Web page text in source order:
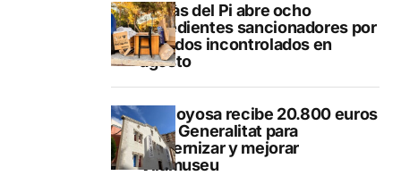
L’Alfàs del Pi abre ocho
expedientes sancionadores por
vertidos incontrolados en
agosto
Villajoyosa recibe 20.800 euros
de la Generalitat para
modernizar y mejorar
Vilamuseu